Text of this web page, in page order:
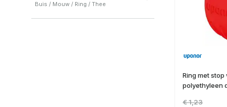
Buis / Mouw / Ring / Thee
Ring met
polyethyleen
€ 1,23